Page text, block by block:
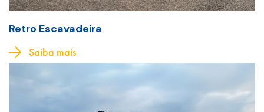
Retro Escavadeira
Saiba mais